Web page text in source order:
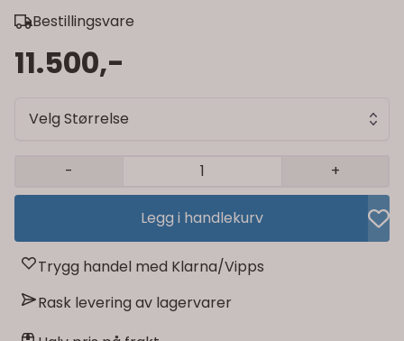
Bestillingsvare
11.500,-
Velg Størrelse
- +
Legg i handlekurv
Trygg handel med Klarna/Vipps
Rask levering av lagervarer